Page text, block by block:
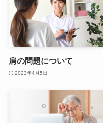
肩の問題について
2023年4月5日